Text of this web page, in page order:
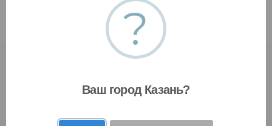
?
Ваш город Казань?